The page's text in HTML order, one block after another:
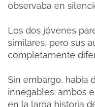
observaba en
Los dos jóvenes
similares, pero sus
completamente
Sin embargo, había
innegables: ambos
en la larga historia